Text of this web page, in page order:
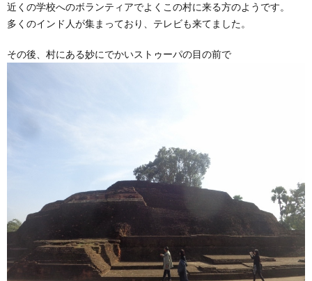
近くの学校へのボランティアでよくこの村に来る方のようです。
多くのインド人が集まっており、テレビも来てました。
その後、村にある妙にでかいストゥーパの目の前で